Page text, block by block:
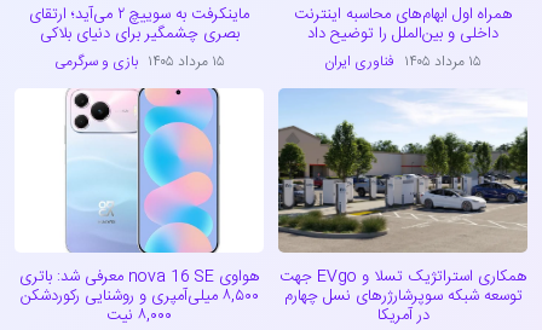
همراه اول ابهام‌های محاسبه اینترنت
داخلی و بین‌الملل را توضیح داد
۱۵ مرداد ۱۴۰۵ فناوری ایران
ماینکرفت به سوییچ ۲ می‌آید؛ ارتقای
بصری چشمگیر برای دنیای بلاکی
۱۵ مرداد ۱۴۰۵ بازی و سرگرمی
همکاری استراتژیک تسلا و EVgo جهت
توسعه شبکه سوپرشارژرهای نسل چهارم
در آمریکا
هواوی nova 16 SE معرفی شد: باتری
۸,۵۰۰ میلی‌آمپری و روشنایی رکوردشکن
۸,۰۰۰ نیت